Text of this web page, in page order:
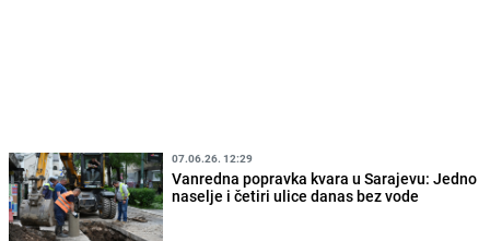
07.06.26. 12:29
Vanredna popravka kvara u Sarajevu: Jedno
naselje i četiri ulice danas bez vode